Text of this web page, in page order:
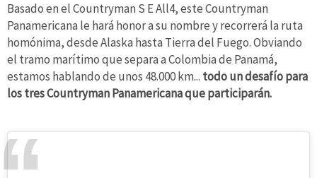
Basado en el Countryman S E All4, este Countryman
Panamericana le hará honor a su nombre y recorrerá la ruta
homónima, desde Alaska hasta Tierra del Fuego. Obviando
el tramo marítimo que separa a Colombia de Panamá,
estamos hablando de unos 48.000 km... todo un desafío para
los tres Countryman Panamericana que participarán.